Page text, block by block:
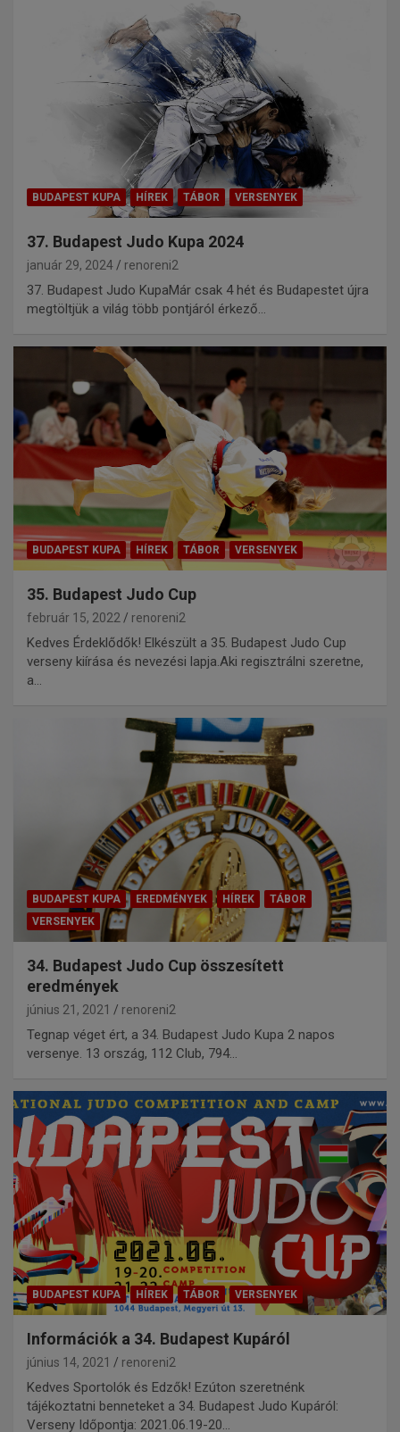
BUDAPEST KUPA HÍREK TÁBOR VERSENYEK
37. Budapest Judo Kupa 2024
január 29, 2024 renoreni2
37. Budapest Judo KupaMár csak 4 hét és Budapestet újra
megtöltjük a világ több pontjáról érkező…
BUDAPEST KUPA HÍREK TÁBOR VERSENYEK
35. Budapest Judo Cup
február 15, 2022 renoreni2
Kedves Érdeklődők! Elkészült a 35. Budapest Judo Cup
verseny kiírása és nevezési lapja.Aki regisztrálni szeretne,
a…
BUDAPEST KUPA EREDMÉNYEK HÍREK
TÁBOR
VERSENYEK
34. Budapest Judo Cup összesített
eredmények
június 21, 2021 renoreni2
Tegnap véget ért, a 34. Budapest Judo Kupa 2 napos
versenye. 13 ország, 112 Club, 794…
BUDAPEST KUPA HÍREK TÁBOR VERSENYEK
Információk a 34. Budapest Kupáról
június 14, 2021 renoreni2
Kedves Sportolók és Edzők! Ezúton szeretnénk
tájékoztatni benneteket a 34. Budapest Judo Kupáról:
Verseny Időpontja: 2021.06.19-20…